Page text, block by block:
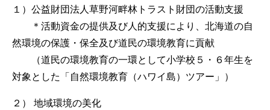
１）公益財団法人草野河畔林トラスト財団の活動支援
＊活動資金の提供及び人的支援により、北海道の自
然環境の保護・保全及び道民の環境教育に貢献
（道民の環境教育の一環として小学校５・６年生を
対象とした「自然環境教育（ハワイ島）ツアー」）
２） 地域環境の美化